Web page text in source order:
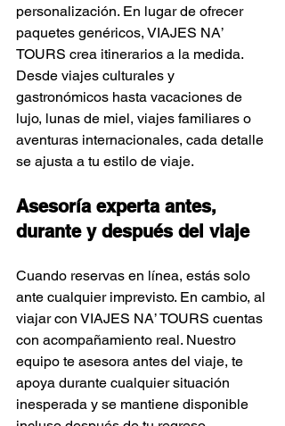
personalización. En lugar de ofrecer
paquetes genéricos, VIAJES NA’
TOURS crea itinerarios a la medida.
Desde viajes culturales y
gastronómicos hasta vacaciones de
lujo, lunas de miel, viajes familiares o
aventuras internacionales, cada detalle
se ajusta a tu estilo de viaje.
Asesoría experta antes,
durante y después del viaje
Cuando reservas en línea, estás solo
ante cualquier imprevisto. En cambio, al
viajar con VIAJES NA’ TOURS cuentas
con acompañamiento real. Nuestro
equipo te asesora antes del viaje, te
apoya durante cualquier situación
inesperada y se mantiene disponible